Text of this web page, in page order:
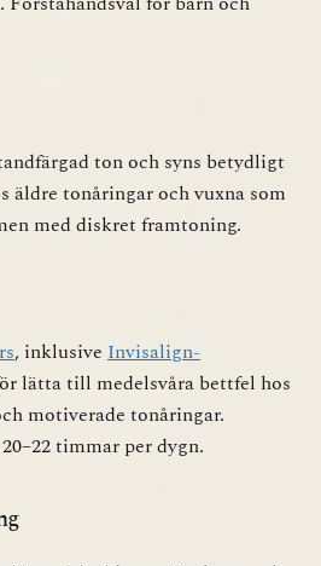
ton och syns betydligt
äldre tonåringar och vuxna som
med diskret framtoning.
, inklusive Invisalign-
lätta till medelsvåra bettfel hos
motiverade tonåringar.
timmar per dygn.